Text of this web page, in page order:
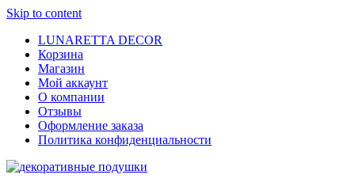
Skip to content
LUNARETTA DECOR
Корзина
Магазин
Мой аккаунт
О компании
Отзывы
Оформление заказа
Политика конфиденциальности